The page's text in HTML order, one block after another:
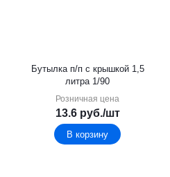
Бутылка п/п с крышкой 1,5
литра 1/90
Розничная цена
13.6руб./шт
В корзину